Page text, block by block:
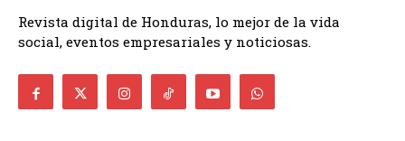
Revista digital de Honduras, lo mejor de la vida
social, eventos empresariales y noticiosas.